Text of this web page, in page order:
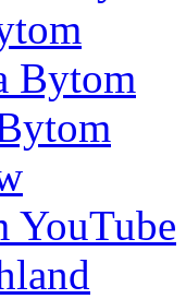
Bytom
YouTube